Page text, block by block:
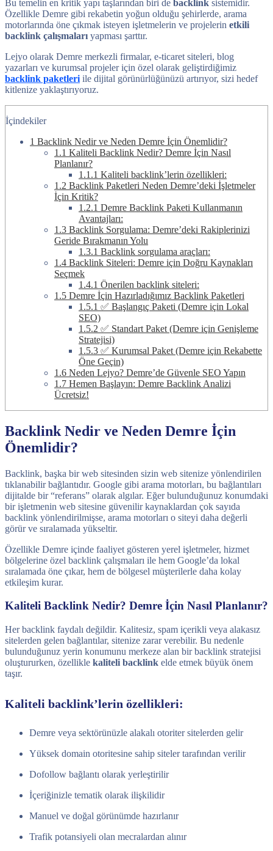
Bu temelin en kritik yapı taşlarından biri de backlink sistemidir.
Özellikle Demre gibi rekabetin yoğun olduğu şehirlerde, arama
motorlarında öne çıkmak isteyen işletmelerin ve projelerin etkili
backlink çalışmaları yapması şarttır.
Lejyo olarak Demre merkezli firmalar, e-ticaret siteleri, blog
yazarları ve kurumsal projeler için özel olarak geliştirdiğimiz
backlink paketleri ile dijital görünürlüğünüzü artırıyor, sizi hedef
kitlenize yaklaştırıyoruz.
İçindekiler
1 Backlink Nedir ve Neden Demre İçin Önemlidir?
1.1 Kaliteli Backlink Nedir? Demre İçin Nasıl
Planlanır?
1.1.1 Kaliteli backlink’lerin özellikleri:
1.2 Backlink Paketleri Neden Demre’deki İşletmeler
İçin Kritik?
1.2.1 Demre Backlink Paketi Kullanmanın
Avantajları:
1.3 Backlink Sorgulama: Demre’deki Rakiplerinizi
Geride Bırakmanın Yolu
1.3.1 Backlink sorgulama araçları:
1.4 Backlink Siteleri: Demre için Doğru Kaynakları
Seçmek
1.4.1 Önerilen backlink siteleri:
1.5 Demre İçin Hazırladığımız Backlink Paketleri
1.5.1 ✅ Başlangıç Paketi (Demre için Lokal
SEO)
1.5.2 ✅ Standart Paket (Demre için Genişleme
Stratejisi)
1.5.3 ✅ Kurumsal Paket (Demre için Rekabette
Öne Geçin)
1.6 Neden Lejyo? Demre’de Güvenle SEO Yapın
1.7 Hemen Başlayın: Demre Backlink Analizi
Ücretsiz!
Backlink Nedir ve Neden Demre İçin
Önemlidir?
Backlink, başka bir web sitesinden sizin web sitenize yönlendirilen
tıklanabilir bağlantıdır. Google gibi arama motorları, bu bağlantıları
dijitalde bir “referans” olarak algılar. Eğer bulunduğunuz konumdaki
bir işletmenin web sitesine güvenilir kaynaklardan çok sayıda
backlink yönlendirilmişse, arama motorları o siteyi daha değerli
görür ve sıralamada yükseltir.
Özellikle Demre içinde faaliyet gösteren yerel işletmeler, hizmet
bölgelerine özel backlink çalışmaları ile hem Google’da lokal
sıralamada öne çıkar, hem de bölgesel müşterilerle daha kolay
etkileşim kurar.
Kaliteli Backlink Nedir? Demre İçin Nasıl Planlanır?
Her backlink faydalı değildir. Kalitesiz, spam içerikli veya alakasız
sitelerden gelen bağlantılar, sitenize zarar verebilir. Bu nedenle
bulunduğunuz yerin konumunu merkeze alan bir backlink stratejisi
oluştururken, özellikle kaliteli backlink elde etmek büyük önem
taşır.
Kaliteli backlink’lerin özellikleri:
Demre veya sektörünüzle alakalı otoriter sitelerden gelir
Yüksek domain otoritesine sahip siteler tarafından verilir
Dofollow bağlantı olarak yerleştirilir
İçeriğinizle tematik olarak ilişkilidir
Manuel ve doğal görünümde hazırlanır
Trafik potansiyeli olan mecralardan alınır